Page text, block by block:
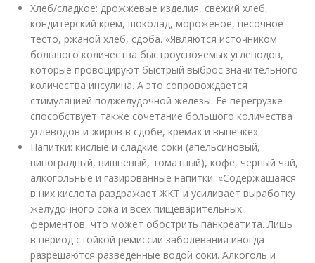
Хлеб/сладкое: дрожжевые изделия, свежий хлеб,
кондитерский крем, шоколад, мороженое, песочное
тесто, ржаной хлеб, сдоба. «Являются источником
большого количества быстроусвояемых углеводов,
которые провоцируют быстрый выброс значительного
количества инсулина. А это сопровождается
стимуляцией поджелудочной железы. Ее перегрузке
способствует также сочетание большого количества
углеводов и жиров в сдобе, кремах и выпечке».
Напитки: кислые и сладкие соки (апельсиновый,
виноградный, вишневый, томатный), кофе, черный чай,
алкогольные и газированные напитки. «Содержащаяся
в них кислота раздражает ЖКТ и усиливает выработку
желудочного сока и всех пищеварительных
ферментов, что может обострить панкреатита. Лишь
в период стойкой ремиссии заболевания иногда
разрешаются разведенные водой соки. Алкоголь и